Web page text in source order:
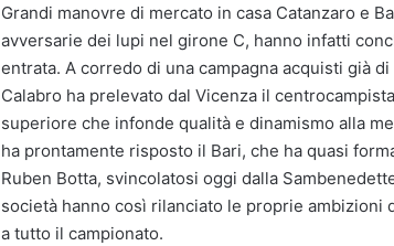
Grandi manovre di mercato in casa Catanzaro e
avversarie dei lupi nel girone C, hanno infatti
entrata. A corredo di una campagna acquisti già
Calabro ha prelevato dal Vicenza il
superiore che infonde qualità e dinamismo alla
ha prontamente risposto il Bari, che ha quasi
Ruben Botta, svincolatosi oggi dalla
società hanno così rilanciato le proprie ambizioni
a tutto il campionato.